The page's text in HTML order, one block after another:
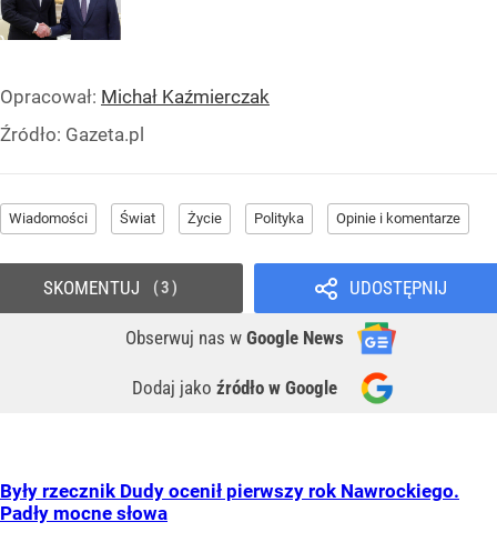
Opracował: Michał Kaźmierczak
Źródło: Gazeta.pl
Wiadomości Świat Życie Polityka Opinie i komentarze
UDOSTĘPNIJ
Obserwuj nas w Google News
Dodaj jako źródło w Google
SKOMENTUJ 3
Były rzecznik Dudy ocenił pierwszy rok Nawrockiego.
Padły mocne słowa